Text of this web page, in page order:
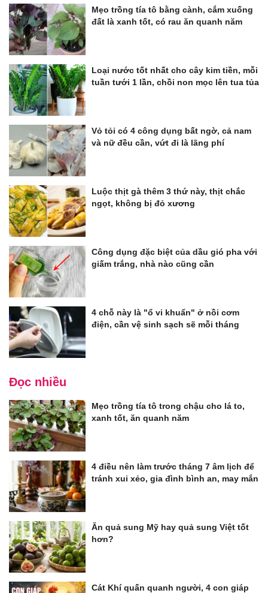
Mẹo trồng tía tô bằng cành, cắm xuống
đất là xanh tốt, có rau ăn quanh năm
Loại nước tốt nhất cho cây kim tiền, mỗi
tuần tưới 1 lần, chồi non mọc lên tua tủa
Vỏ tỏi có 4 công dụng bất ngờ, cả nam
và nữ đều cần, vứt đi là lãng phí
Luộc thịt gà thêm 3 thứ này, thịt chắc
ngọt, không bị đỏ xương
Công dụng đặc biệt của dầu gió pha với
giấm trắng, nhà nào cũng cần
4 chỗ này là "ổ vi khuẩn" ở nồi cơm
điện, cần vệ sinh sạch sẽ mỗi tháng
Đọc nhiều
Mẹo trồng tía tô trong chậu cho lá to,
xanh tốt, ăn quanh năm
4 điều nên làm trước tháng 7 âm lịch để
tránh xui xẻo, gia đình bình an, may mắn
Ăn quả sung Mỹ hay quả sung Việt tốt
hơn?
Cát Khí quấn quanh người, 4 con giáp